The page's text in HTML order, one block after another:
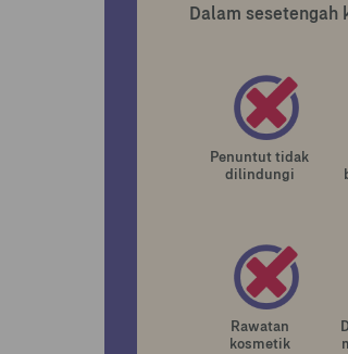
Dalam sesetengah
Penuntut tidak
dilindungi
Rawatan
kosmetik